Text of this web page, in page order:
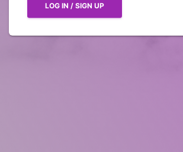
LOG IN / SIGN UP